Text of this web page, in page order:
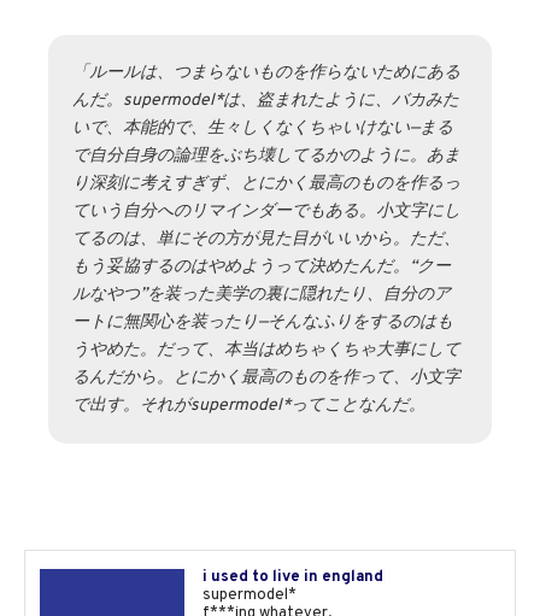
「ルールは、つまらないものを作らないためにある
んだ。supermodel*は、盗まれたように、バカみた
いで、本能的で、生々しくなくちゃいけない—まる
で自分自身の論理をぶち壊してるかのように。あま
り深刻に考えすぎず、とにかく最高のものを作るっ
ていう自分へのリマインダーでもある。小文字にし
てるのは、単にその方が見た目がいいから。ただ、
もう妥協するのはやめようって決めたんだ。“クー
ルなやつ”を装った美学の裏に隠れたり、自分のア
ートに無関心を装ったり—そんなふりをするのはも
うやめた。だって、本当はめちゃくちゃ大事にして
るんだから。とにかく最高のものを作って、小文字
で出す。それがsupermodel*ってことなんだ。
i used to live in england
supermodel*